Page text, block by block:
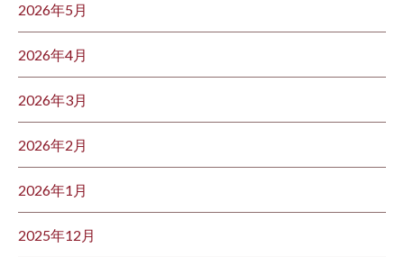
2026年5月
2026年4月
2026年3月
2026年2月
2026年1月
2025年12月